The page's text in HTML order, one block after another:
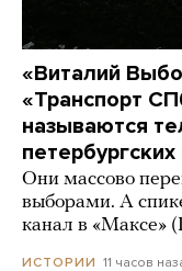
«Виталий
«Транспорт
называются
Они массово
выборами. А
канал в «Максе»
ИСТОРИИ 11 часов